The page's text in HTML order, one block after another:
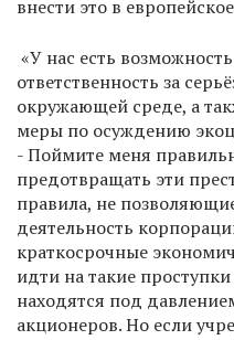
внести это в
«У нас есть
ответственность за
окружающей среде, а
меры по осуждению
- Поймите меня
предотвращать эти
правила, не
деятельность
краткосрочные
идти на такие
находятся под
акционеров. Но если